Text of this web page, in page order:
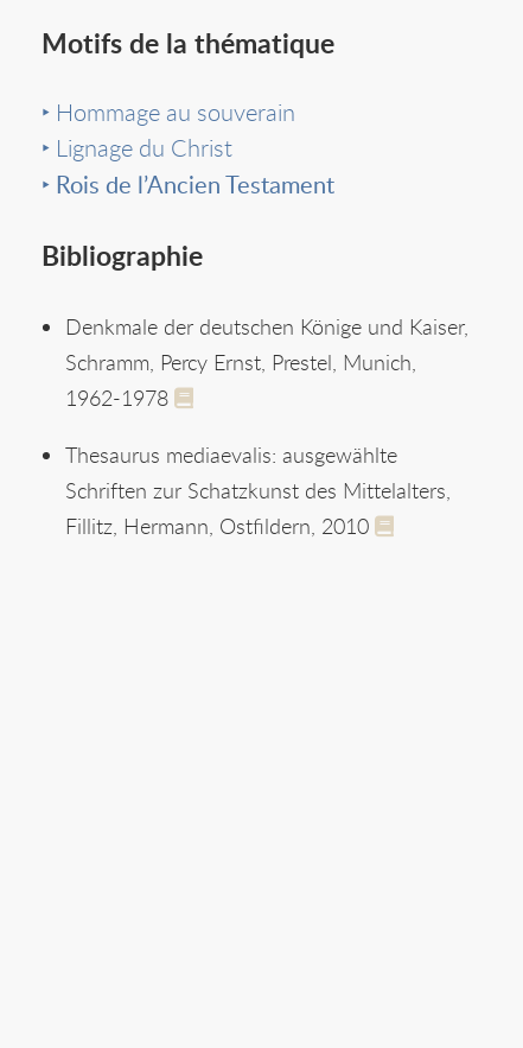
Motifs de la thématique
Hommage au souverain
Lignage du Christ
Rois de l’Ancien Testament
Bibliographie
Denkmale der deutschen Könige und Kaiser,
Schramm, Percy Ernst, Prestel, Munich,
1962-1978
Thesaurus mediaevalis: ausgewählte
Schriften zur Schatzkunst des Mittelalters,
Fillitz, Hermann, Ostfildern, 2010